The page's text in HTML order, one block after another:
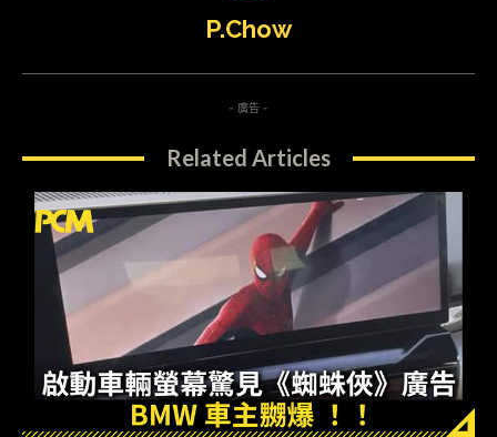
P.Chow
- 廣告 -
Related Articles